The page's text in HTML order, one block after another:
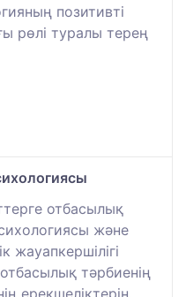
позитивті
рөлі туралы терең
отбасылық
және
жауапкершілігі
тәрбиенің
ерекшеліктерін,